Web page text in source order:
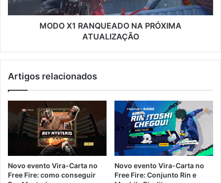
MODO X1 RANQUEADO NA PRÓXIMA
ATUALIZAÇÃO
Artigos relacionados
Novo evento Vira-Carta no
Free Fire: como conseguir
Novo evento Vira-Carta no
Free Fire: Conjunto Rin e